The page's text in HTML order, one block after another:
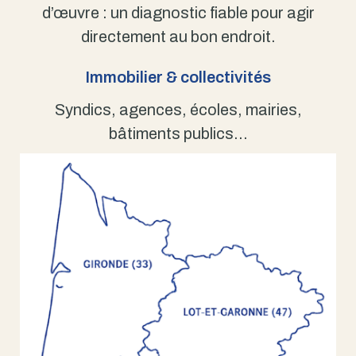
d’œuvre : un diagnostic fiable pour agir
directement au bon endroit.
Immobilier & collectivités
Syndics, agences, écoles, mairies,
bâtiments publics…